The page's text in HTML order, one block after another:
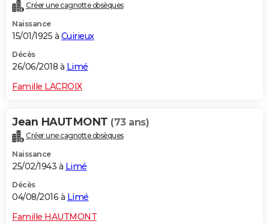
Créer une cagnotte obsèques
Naissance
15/01/1925 à Cuirieux
Décès
26/06/2018 à Limé
Famille LACROIX
Jean HAUTMONT (73 ans)
Créer une cagnotte obsèques
Naissance
25/02/1943 à Limé
Décès
04/08/2016 à Limé
Famille HAUTMONT